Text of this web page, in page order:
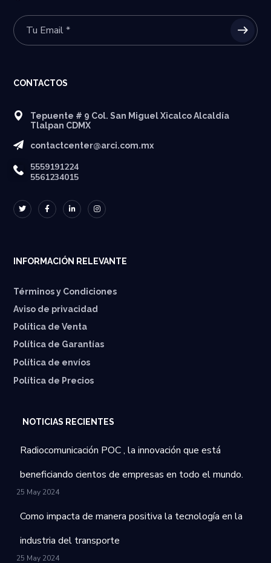
CONTACTOS
Tepuente # 9 Col. San Miguel Xicalco Alcaldía
Tlalpan CDMX
contactcenter@arci.com.mx
5559191224
5561234015
INFORMACIÓN RELEVANTE
Términos y Condiciones
Aviso de privacidad
Política de Venta
Política de Garantías
⁠Política de envíos
Política de Precios
NOTICIAS RECIENTES
Radiocomunicación POC , la innovación que está
beneficiando cientos de empresas en todo el mundo.
25 May 2024
Como impacta de manera positiva la tecnología en la
industria del transporte
25 May 2024